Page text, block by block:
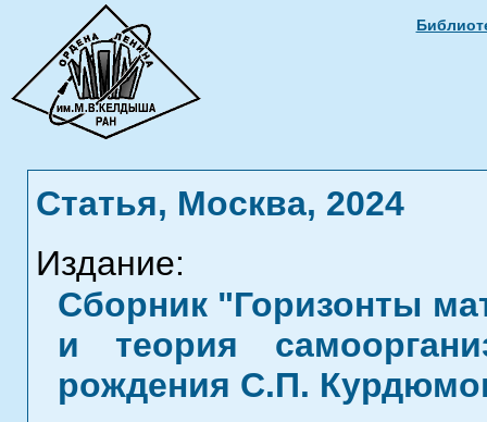
Статья, Москва, 2024
Издание:
Сборник "Горизонты
и теория
рождения С.П.